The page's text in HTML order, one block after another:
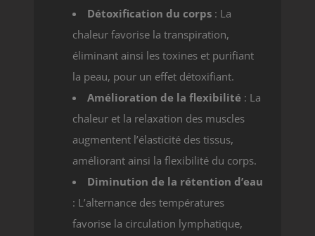
Détoxification du corps: La
chaleur favorise la transpiration,
éliminant ainsi les toxines et purifiant
la peau, pour un effet détoxifiant.
Amélioration de la flexibilité : La
chaleur et la relaxation des muscles
augmentent l’élasticité des tissus,
améliorant ainsi la flexibilité du corps.
Diminution de la rétention d’eau
: L’alternance des températures
favorise la circulation lymphatique,